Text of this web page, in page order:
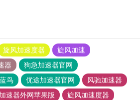
旋风加速度器
旋风加速
器
狗急加速器官网
鸟 优途加速器官网
风驰加速器
速器外网苹果版
旋风加速度器